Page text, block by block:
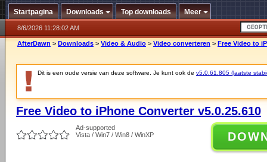
Startpagina Downloads Top downloads Meer
8/6/2026 11:28:02 AM
AfterDawn > Downloads > Video & Audio > Video converteren > Free Video to
Dit is een oude versie van deze software. Je kunt ook de v5.0.61.805 (laatste
Free Video to iPhone Converter v5.0.25.610
Ad-supported
Vista / Win7 / Win8 / WinXP